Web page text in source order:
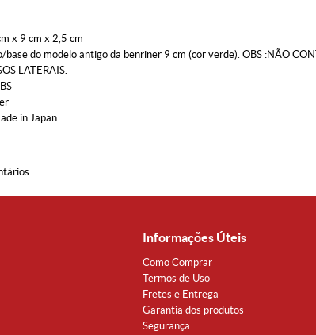
x 9 cm x 2,5 cm
base do modelo antigo da benriner 9 cm (cor verde). OBS :NÃO
LATERAIS.
in Japan
...
Informações Úteis
Como Comprar
Termos de Uso
Fretes e Entrega
Garantia dos produtos
Segurança